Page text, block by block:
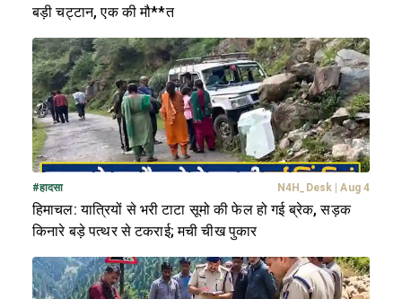
बड़ी चट्टान, एक की मौ**त
#हादसा N4H_Desk | Aug 4
हिमाचल: यात्रियों से भरी टाटा सूमो की फेल हो गई ब्रेक, सड़क
किनारे बड़े पत्थर से टकराई; मची चीख पुकार